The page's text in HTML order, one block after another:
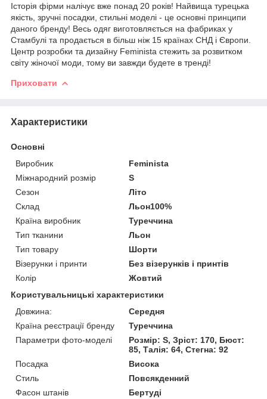
Історія фірми налічує вже понад 20 років! Найвища турецька
якість, зручні посадки, стильні моделі - це основні принципи
даного бренду! Весь одяг виготовляється на фабриках у
Стамбулі та продається в більш ніж 15 країнах СНД і Європи.
Центр розробки та дизайну Feminista стежить за розвитком
світу жіночої моди, тому ви завжди будете в тренді!
Приховати
Характеристики
Основні
Виробник
Feminista
Міжнародний розмір
S
Сезон
Літо
Склад
Льон100%
Країна виробник
Туреччина
Тип тканини
Льон
Тип товару
Шорти
Візерунки і принти
Без візерунків і принтів
Колір
Жовтий
Користувальницькі характеристики
Довжина:
Середня
Країна реєстрації бренду
Туреччина
Параметри фото-моделі
Розмір: S, Зріст: 170, Бюст:
85, Талія: 64, Стегна: 92
Посадка
Висока
Стиль
Повсякденний
Фасон штанів
Бертуді